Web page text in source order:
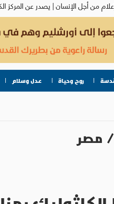
روح وحياة عدل وسلام
/ مصر